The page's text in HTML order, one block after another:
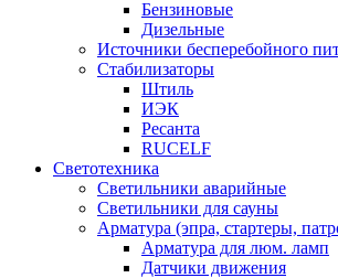
Бензиновые
Дизельные
Источники бесперебойного
Стабилизаторы
Штиль
ИЭК
Ресанта
RUCELF
Светотехника
Светильники аварийные
Светильники для сауны
Арматура (эпра, стартеры,
Арматура для люм. ламп
Датчики движения